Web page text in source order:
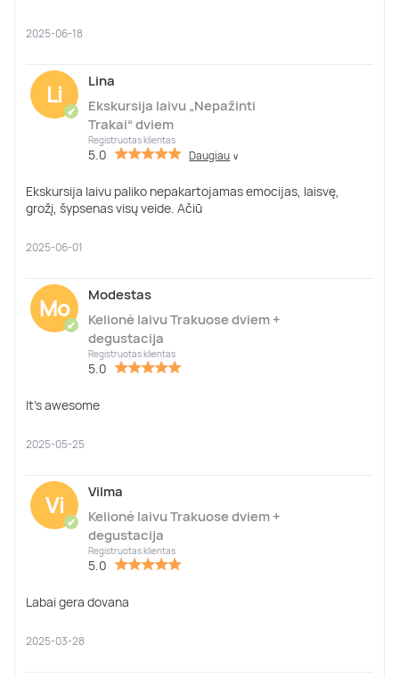
2025-06-18
Li
✔
Lina
Ekskursija laivu „Nepažinti
Trakai“ dviem
Registruotas klientas
5.0 Daugiau ∨
Ekskursija laivu paliko nepakartojamas emocijas, laisvę,
grožį, šypsenas visų veide. Ačiū
2025-06-01
Mo
✔
Modestas
Kelionė laivu Trakuose dviem +
degustacija
Registruotas klientas
5.0
It's awesome
2025-05-25
Vi
✔
Vilma
Kelionė laivu Trakuose dviem +
degustacija
Registruotas klientas
5.0
Labai gera dovana
2025-03-28